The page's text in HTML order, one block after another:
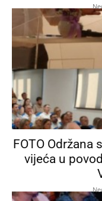
FOTO Održana
vijeća u